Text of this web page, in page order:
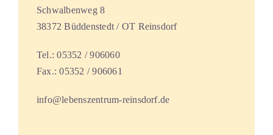
Schwalbenweg 8
38372 Büddenstedt / OT Reinsdorf
Tel.: 05352 / 906060
Fax.: 05352 / 906061
info@lebenszentrum-reinsdorf.de